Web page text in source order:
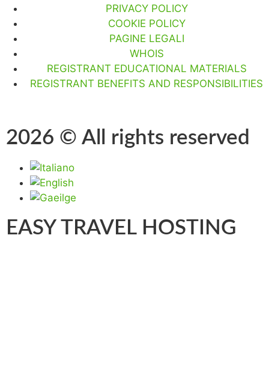
PRIVACY POLICY
COOKIE POLICY
PAGINE LEGALI
WHOIS
REGISTRANT EDUCATIONAL MATERIALS
REGISTRANT BENEFITS AND RESPONSIBILITIES
2026 © All rights reserved
EASY TRAVEL HOSTING